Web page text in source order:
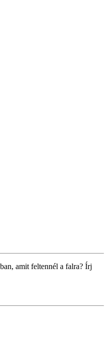
amit feltennél a falra? Írj